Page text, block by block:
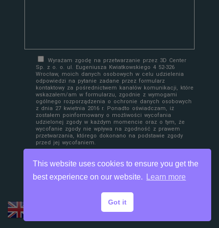
This website uses cookies to ensure you get the
best experience on our website.
Learn more
Got it
Wyrażam zgodę na przetwarzanie przez 3D Center
Sp. z o. o. ul. Eugeniusza Kwiatkowskiego 4 52-326
Wrocław, moich danych osobowych w celu udzielenia
odpowiedzi na pytanie zadane przez formularz
kontaktowy za pośrednictwem kanałów komunikacji, które
wskazałem/am w formularzu, zgodnie z wymogami
ogólnego rozporządzenia o ochronie danych osobowych
z dnia 27 kwietnia 2016 r. Ponadto oświadczam, iż
zostałem poinformowany o możliwości wycofania
udzielonej zgody w każdym momencie oraz o tym, że
wycofanie zgody nie wpływa na zgodność z prawem
przetwarzania, którego dokonano na podstawie zgody
przed jej wycofaniem.